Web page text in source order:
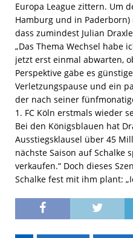
Europa League zittern. Um
Hamburg und in
dass zumindest Julian
„Das Thema Wechsel habe
jetzt erst einmal abwarten,
Perspektive gäbe es
Verletzungspause und ein
der nach seiner
1. FC Köln erstmals wieder
Bei den Königsblauen hat
Ausstiegsklausel über 45
nächste Saison auf Schalke
verkaufen.“ Doch dieses
Schalke fest mit ihm plant: